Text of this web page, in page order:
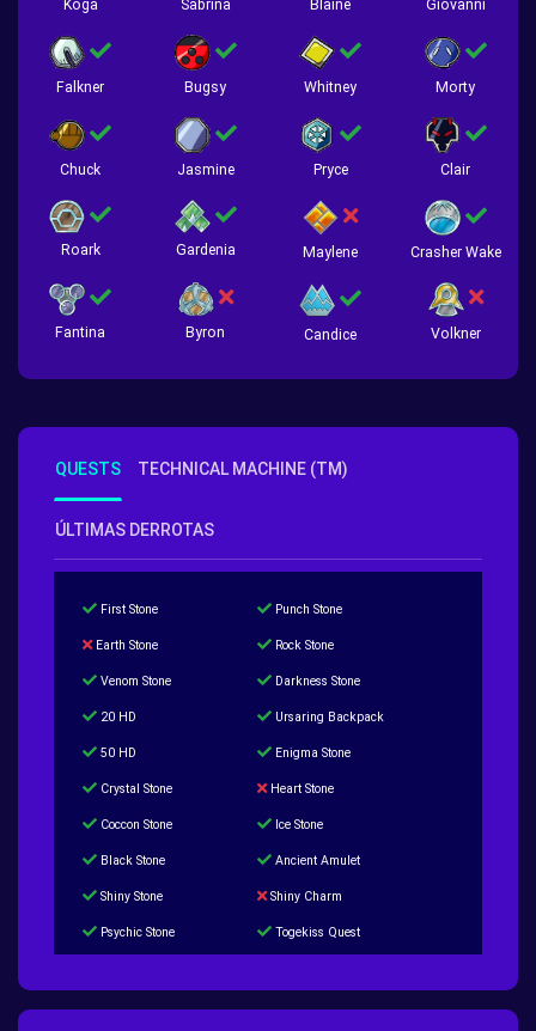
Koga Sabrina Blaine Giovanni
Falkner Bugsy Whitney Morty
Chuck Jasmine Pryce Clair
Roark Gardenia Maylene Crasher Wake
Fantina Byron Candice Volkner
QUESTS TECHNICAL MACHINE (TM)
ÚLTIMAS DERROTAS
First Stone Punch Stone
Earth Stone Rock Stone
Venom Stone Darkness Stone
20 HD Ursaring Backpack
50 HD Enigma Stone
Crystal Stone Heart Stone
Coccon Stone Ice Stone
Black Stone Ancient Amulet
Shiny Stone Shiny Charm
Psychic Stone Togekiss Quest